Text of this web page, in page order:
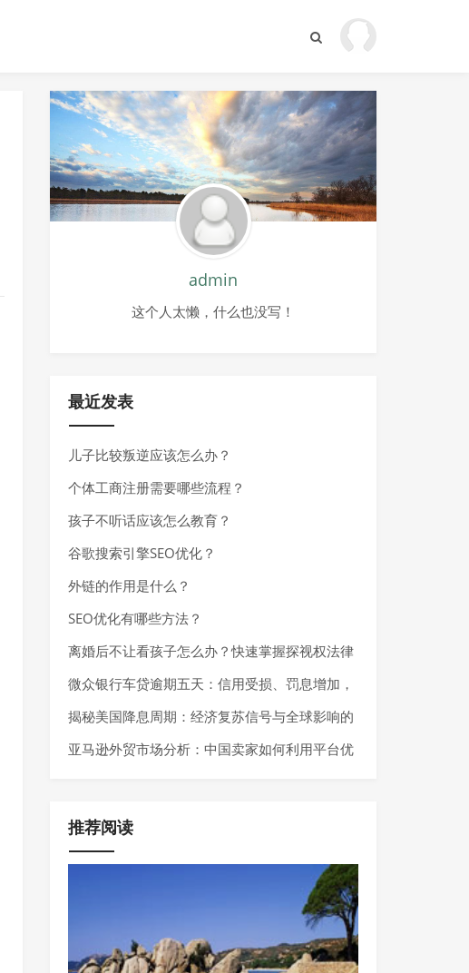
admin
这个人太懒，什么也没写！
最近发表
儿子比较叛逆应该怎么办？
个体工商注册需要哪些流程？
孩子不听话应该怎么教育？
谷歌搜索引擎SEO优化？
外链的作用是什么？
SEO优化有哪些方法？
离婚后不让看孩子怎么办？快速掌握探视权法律
基础与应对措施
微众银行车贷逾期五天：信用受损、罚息增加，
如何避免严重后果？
揭秘美国降息周期：经济复苏信号与全球影响的
深度解析
亚马逊外贸市场分析：中国卖家如何利用平台优
推荐阅读